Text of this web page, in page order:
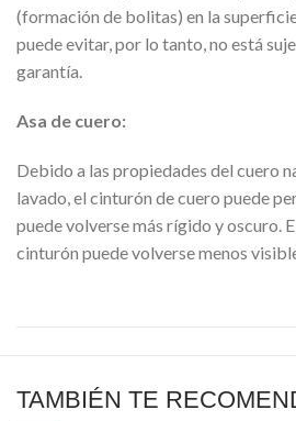
(formación de bolitas) en la
puede evitar, por lo tanto, no está
garantía.
Asa de cuero:
Debido a las propiedades del cuero
lavado, el cinturón de cuero puede
puede volverse más rígido y oscuro.
cinturón puede volverse menos
TAMBIÉN TE